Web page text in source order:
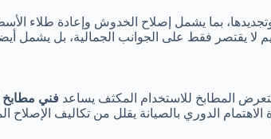
بما يشمل إصلاح الخدوش وإعادة طلاء
لا يقتصر فقط على الجوانب الجمالية، بل يشمل
المطابخ للاستخدام المكثف يساعد فني مطابخ
الاهتمام الدوري بالصيانة يقلل من تكاليف